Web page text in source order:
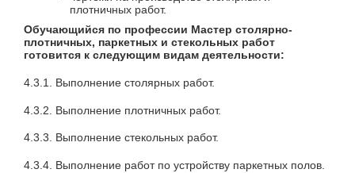
плотничных работ.
Обучающийся по профессии Мастер столярно-
плотничных, паркетных и стекольных работ
готовится к следующим видам деятельности:
4.3.1. Выполнение столярных работ.
4.3.2. Выполнение плотничных работ.
4.3.3. Выполнение стекольных работ.
4.3.4. Выполнение работ по устройству паркетных полов.